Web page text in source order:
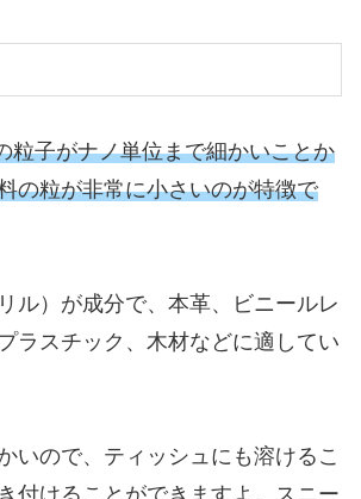
粒子がナノ単位まで細かいことか
の粒が非常に小さいのが特徴で
ル）が成分で、本革、ビニールレ
ラスチック、木材などに適してい
いので、ティッシュにも溶けるこ